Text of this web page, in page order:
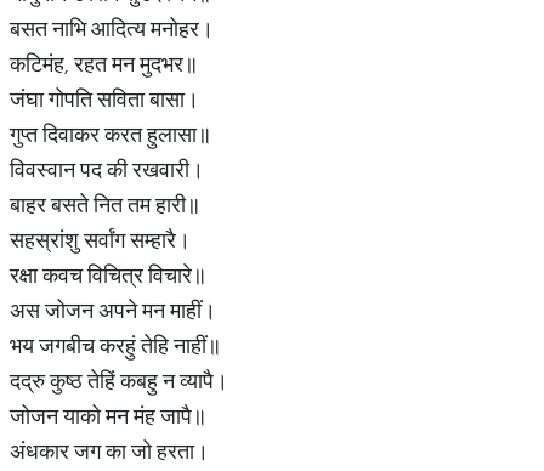
बसत नाभि आदित्य मनोहर।
कटिमंह, रहत मन मुदभर॥
जंघा गोपति सविता बासा।
गुप्त दिवाकर करत हुलासा॥
विवस्वान पद की रखवारी।
बाहर बसते नित तम हारी॥
सहस्रांशु सर्वांग सम्हारै।
रक्षा कवच विचित्र विचारे॥
अस जोजन अपने मन माहीं।
भय जगबीच करहुं तेहि नाहीं॥
दद्रु कुष्ठ तेहिं कबहु न व्यापै।
जोजन याको मन मंह जापै॥
अंधकार जग का जो हरता।